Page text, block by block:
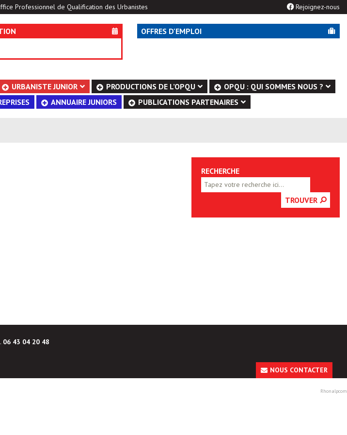
Professionnel de Qualification des Urbanistes Rejoignez-nous
OFFRES D'EMPLOI
URBANISTE JUNIOR PRODUCTIONS DE L’OPQU
OPQU : QUI SOMMES NOUS ?
ANNUAIRE JUNIORS PUBLICATIONS PARTENAIRES
RECHERCHE
TROUVER
06 43 04 20 48
NOUS CONTACTER
Rhonalpcom